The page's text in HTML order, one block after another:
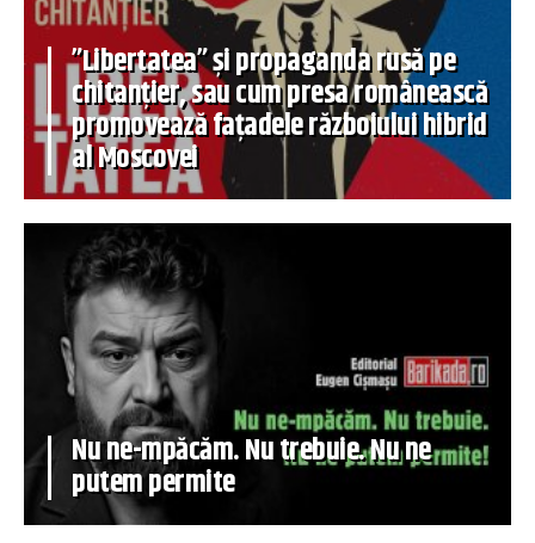
”Libertatea” și propaganda rusă pe
chitanțier, sau cum presa românească
promovează fațadele războiului hibrid
al Moscovei
Nu ne-mpăcăm. Nu trebuie. Nu ne
putem permite